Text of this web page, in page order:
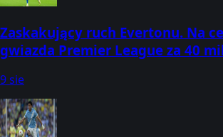
Zaskakujący ruch Evertonu. Na
gwiazda Premier League za 40
9 sie